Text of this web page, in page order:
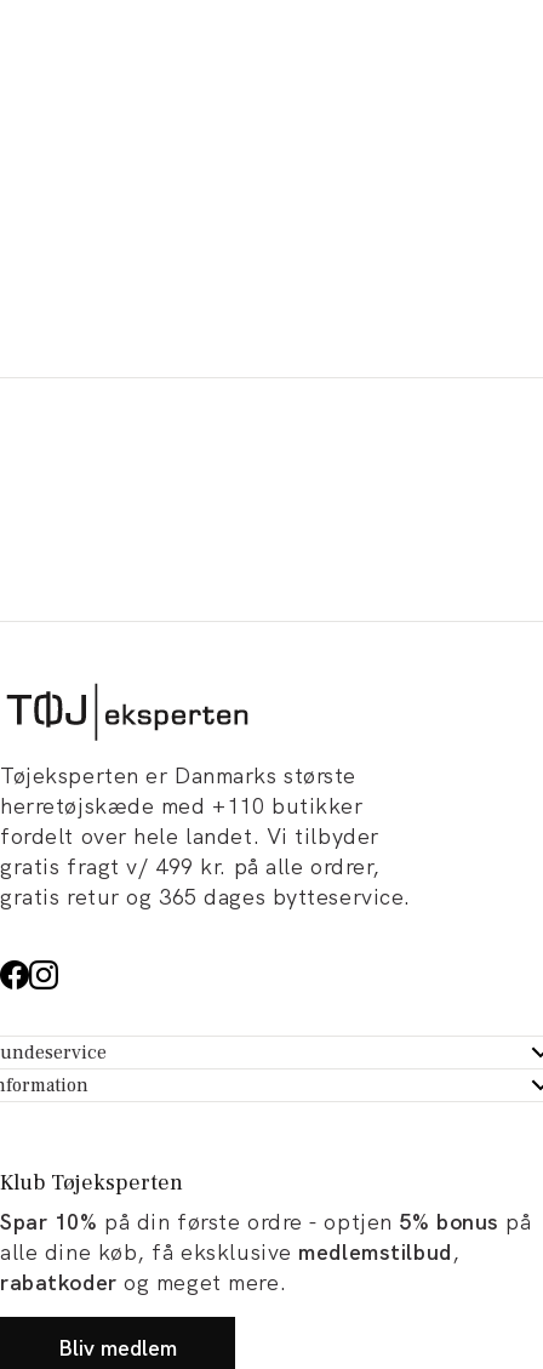
Tøjeksperten er Danmarks største
herretøjskæde med +110 butikker
fordelt over hele landet. Vi tilbyder
gratis fragt v/ 499 kr. på alle ordrer,
gratis retur og 365 dages bytteservice.
- Hjælpecenter
dit køb
Tøjeksperten
og artikler
og karriere
Klub Tøjeksperten
Spar 10% på din første ordre - optjen 5% bonus på
alle dine køb, få eksklusive medlemstilbud,
rabatkoder og meget mere.
Bliv medlem